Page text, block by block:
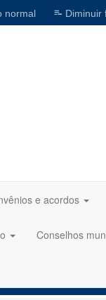
normal Diminuir
e acordos
Conselhos